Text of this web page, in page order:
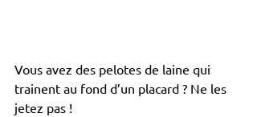
Vous avez des pelotes de laine qui
trainent au fond d’un placard ? Ne les
jetez pas !